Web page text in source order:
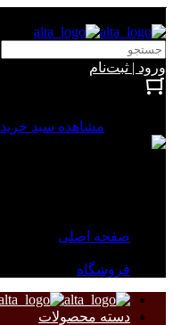
ورود | ثبت‌نام
مشاهده سبد خرید
صفحه اصلی
فروشگاه
دسته محصولات